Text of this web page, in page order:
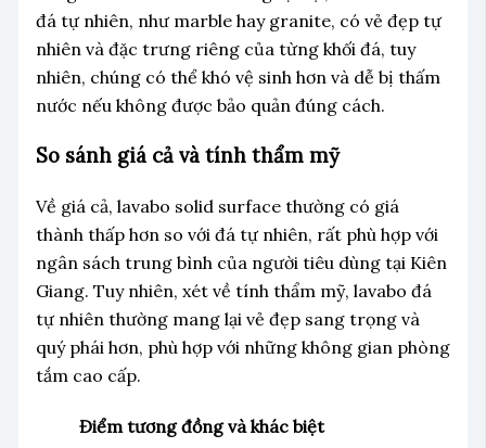
đá tự nhiên, như marble hay granite, có vẻ đẹp tự
nhiên và đặc trưng riêng của từng khối đá, tuy
nhiên, chúng có thể khó vệ sinh hơn và dễ bị thấm
nước nếu không được bảo quản đúng cách.
So sánh giá cả và tính thẩm mỹ
Về giá cả, lavabo solid surface thường có giá
thành thấp hơn so với đá tự nhiên, rất phù hợp với
ngân sách trung bình của người tiêu dùng tại Kiên
Giang. Tuy nhiên, xét về tính thẩm mỹ, lavabo đá
tự nhiên thường mang lại vẻ đẹp sang trọng và
quý phái hơn, phù hợp với những không gian phòng
tắm cao cấp.
Điểm tương đồng và khác biệt